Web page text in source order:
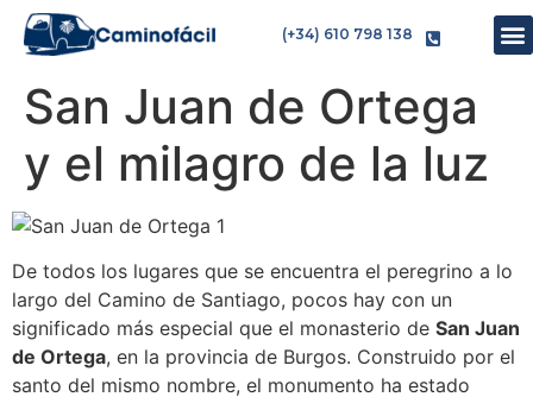
(+34) 610 798 138
San Juan de Ortega
y el milagro de la luz
De todos los lugares que se encuentra el peregrino a lo
largo del Camino de Santiago, pocos hay con un
significado más especial que el monasterio de San Juan
de Ortega, en la provincia de Burgos. Construido por el
santo del mismo nombre, el monumento ha estado